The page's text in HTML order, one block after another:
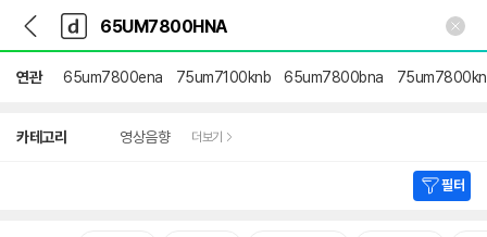
다
나
와
가
기
다
와
메
인
연관 65um7800ena 75um7100knb 65um7800bna
카테고리 영상음향 더보기
필터